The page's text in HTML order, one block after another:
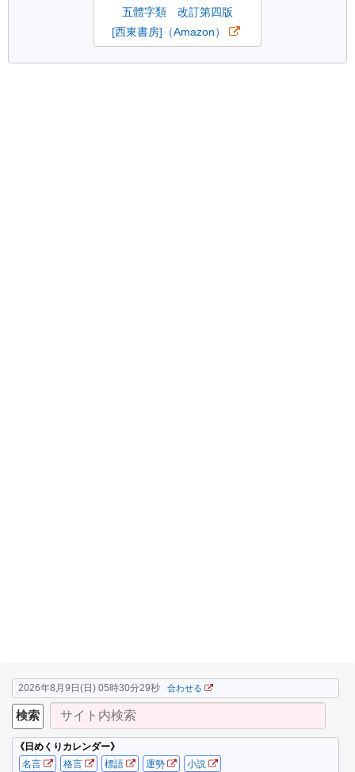
五體字類 改訂第四版
[西東書房]（Amazon）
2026年8月9日(日) 05時30分30秒 合わせる